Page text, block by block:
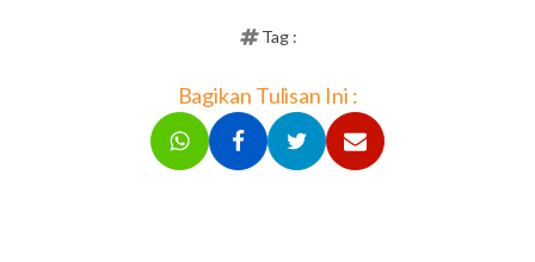
Tag :
Bagikan Tulisan Ini :